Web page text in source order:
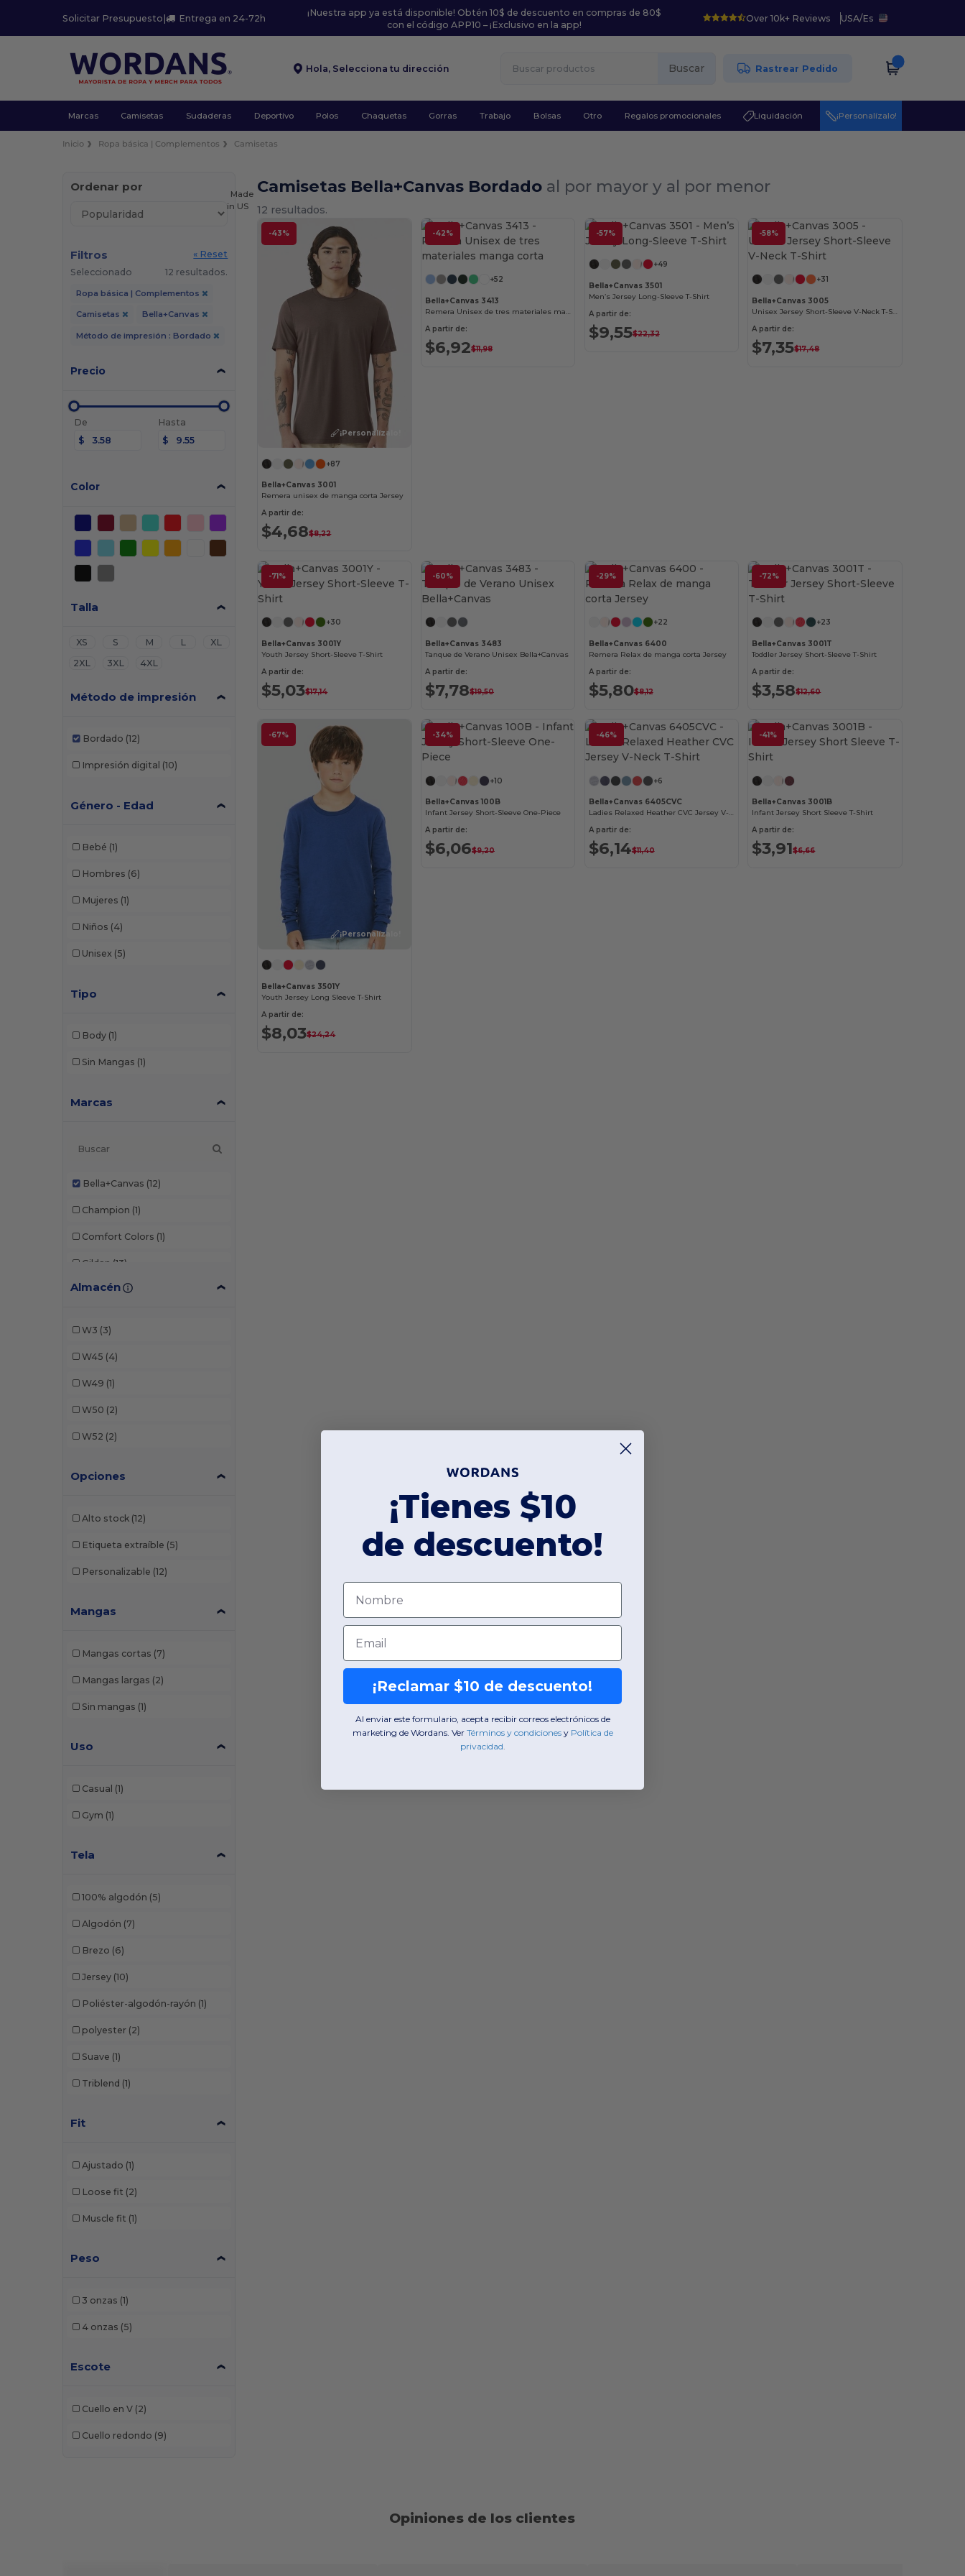
Solicitar Presupuesto | Entrega en 24-72h
¡Nuestra app ya está disponible! Obtén 10$ de descuento en compras de 80$
con el código APP10 – ¡Exclusivo en la app!
Over 10k+ Reviews USA/Es
Hola, Selecciona tu dirección Buscar Rastrear Pedido
Marcas Camisetas Sudaderas Deportivo Polos Chaquetas Gorras Trabajo Bolsas Otro Regalos promocionales Liquidación ¡Personalízalo!
Inicio Ropa básica | Complementos Camisetas
Ordenar por
Filtros
« Reset
Seleccionado
12 resultados.
Ropa básica | Complementos
Camisetas Bella+Canvas
Método de impresión : Bordado
Precio
De
$
Hasta
$
Color
Talla
XS S M L
XL
2XL
3XL 4XL
Método de impresión
Bordado (12)
Impresión digital (10)
Género - Edad
Bebé (1)
Hombres (6)
Mujeres (1)
Niños (4)
Unisex (5)
Tipo
Body (1)
Sin Mangas (1)
Marcas
Bella+Canvas (12)
Champion (1)
Comfort Colors (1)
Gildan (13)
Next Level (3)
Almacén
W3 (3)
W45 (4)
W49 (1)
W50 (2)
W52 (2)
Opciones
Alto stock (12)
Etiqueta extraíble (5)
Personalizable (12)
Mangas
Mangas cortas (7)
Mangas largas (2)
Sin mangas (1)
Uso
Casual (1)
Gym (1)
Tela
100% algodón (5)
Algodón (7)
Brezo (6)
Jersey (10)
Poliéster-algodón-rayón (1)
polyester (2)
Suave (1)
Triblend (1)
Fit
Ajustado (1)
Loose fit (2)
Muscle fit (1)
Peso
3 onzas (1)
4 onzas (5)
Escote
Cuello en V (2)
Cuello redondo (9)
Camisetas Bella+Canvas Bordado al por mayor y al por menor
12 resultados.
-43%
Made
in US
¡Personalízalo!
+87
Bella+Canvas 3001
Remera unisex de manga corta Jersey
A partir de:
$4,68$8,22
-42%
+52
Bella+Canvas 3413
Remera Unisex de tres materiales manga corta
A partir de:
$6,92$11,98
-57%
+49
Bella+Canvas 3501
Men’s Jersey Long-Sleeve T-Shirt
A partir de:
$9,55$22,32
-58%
+31
Bella+Canvas 3005
Unisex Jersey Short-Sleeve V-Neck T-Shirt
A partir de:
$7,35$17,48
-71%
+30
Bella+Canvas 3001Y
Youth Jersey Short-Sleeve T-Shirt
A partir de:
$5,03$17,14
-60%
Bella+Canvas 3483
Tanque de Verano Unisex Bella+Canvas
A partir de:
$7,78$19,50
-29%
¡Personalízalo!
+22
Bella+Canvas 6400
Remera Relax de manga corta Jersey
A partir de:
$5,80$8,12
-72%
+23
Bella+Canvas 3001T
Toddler Jersey Short-Sleeve T-Shirt
A partir de:
$3,58$12,60
-67%
¡Personalízalo!
Bella+Canvas 3501Y
Youth Jersey Long Sleeve T-Shirt
A partir de:
$8,03$24,24
-34%
+10
Bella+Canvas 100B
Infant Jersey Short-Sleeve One-Piece
A partir de:
$6,06$9,20
-46%
+6
Bella+Canvas 6405CVC
Ladies Relaxed Heather CVC Jersey V-Neck T-Shirt
A partir de:
$6,14$11,40
-41%
Bella+Canvas 3001B
Infant Jersey Short Sleeve T-Shirt
A partir de:
$3,91$6,66
Opiniones de los clientes
¡Tienes $10
de descuento!
Nombre
Email
¡Reclamar $10 de descuento!
Al enviar este formulario, acepta recibir correos electrónicos de
marketing de Wordans. Ver​ Términos y condiciones​ y​ Política de
privacidad.